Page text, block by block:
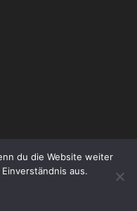
du die Website weiter
aus.